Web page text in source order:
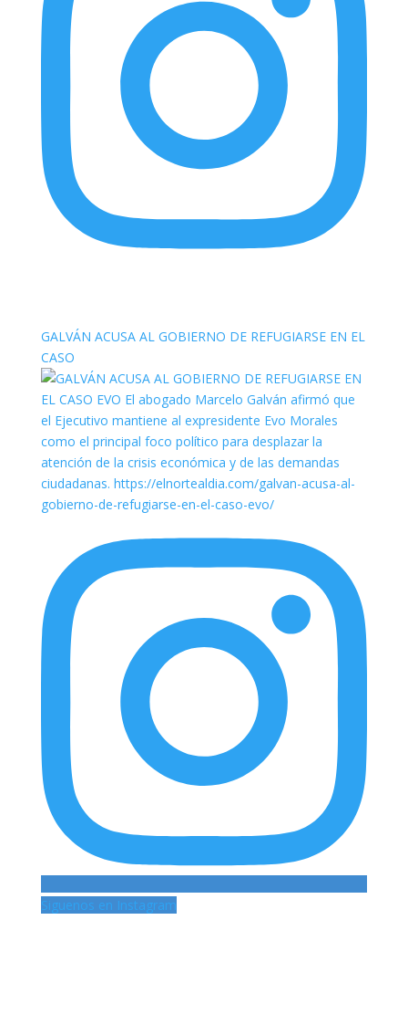
GALVÁN ACUSA AL GOBIERNO DE REFUGIARSE EN EL
CASO
Siguenos en Instagram